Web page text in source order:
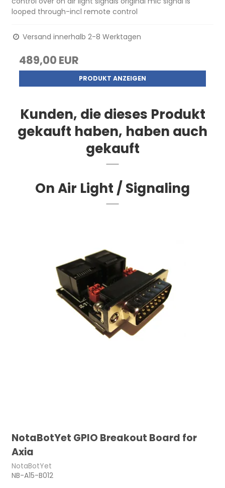
looped through-incl remote control
Versand innerhalb 2-8 Werktagen
489,00 EUR
PRODUKT ANZEIGEN
Kunden, die dieses Produkt
gekauft haben, haben auch
gekauft
On Air Light / Signaling
NotaBotYet GPIO Breakout Board for
Axia
NotaBotYet
NB-A15-B012